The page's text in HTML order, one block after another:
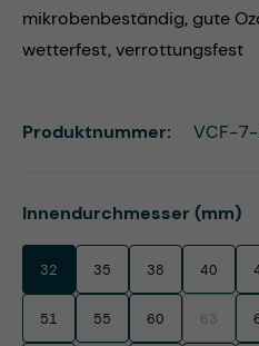
mikrobenbeständig, gute
wetterfest, verrottungsfest
Innendurchmesser (mm)
32 35 38 40
51 55 60 63(Diese
Produktnummer: VCF-